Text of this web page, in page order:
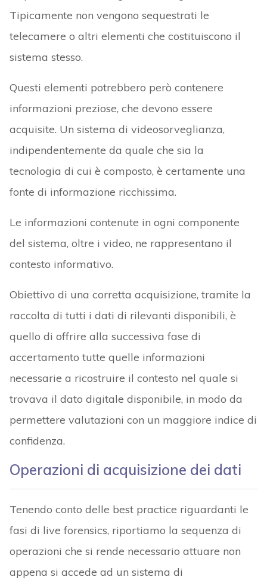
Tipicamente non vengono sequestrati le
telecamere o altri elementi che costituiscono il
sistema stesso.
Questi elementi potrebbero però contenere
informazioni preziose, che devono essere
acquisite. Un sistema di videosorveglianza,
indipendentemente da quale che sia la
tecnologia di cui è composto, è certamente una
fonte di informazione ricchissima.
Le informazioni contenute in ogni componente
del sistema, oltre i video, ne rappresentano il
contesto informativo.
Obiettivo di una corretta acquisizione, tramite la
raccolta di tutti i dati di rilevanti disponibili, è
quello di offrire alla successiva fase di
accertamento tutte quelle informazioni
necessarie a ricostruire il contesto nel quale si
trovava il dato digitale disponibile, in modo da
permettere valutazioni con un maggiore indice di
confidenza.
Operazioni di acquisizione dei dati
Tenendo conto delle best practice riguardanti le
fasi di live forensics, riportiamo la sequenza di
operazioni che si rende necessario attuare non
appena si accede ad un sistema di